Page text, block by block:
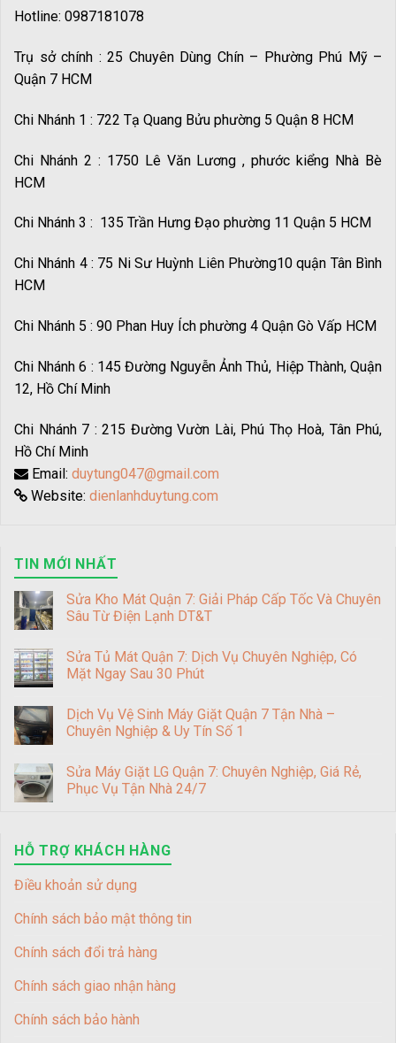
Hotline: 0987181078
Trụ sở chính : 25 Chuyên Dùng Chín – Phường Phú Mỹ –
Quận 7 HCM
Chi Nhánh 1 : 722 Tạ Quang Bửu phường 5 Quận 8 HCM
Chi Nhánh 2 : 1750 Lê Văn Lương , phước kiểng Nhà Bè
HCM
Chi Nhánh 3 : 135 Trần Hưng Đạo phường 11 Quận 5 HCM
Chi Nhánh 4 : 75 Ni Sư Huỳnh Liên Phường10 quận Tân Bình
HCM
Chi Nhánh 5 : 90 Phan Huy Ích phường 4 Quận Gò Vấp HCM
Chi Nhánh 6 : 145 Đường Nguyễn Ảnh Thủ, Hiệp Thành, Quận
12, Hồ Chí Minh
Chi Nhánh 7 : 215 Đường Vườn Lài, Phú Thọ Hoà, Tân Phú,
Hồ Chí Minh
Email: duytung047@gmail.com
Website: dienlanhduytung.com
TIN MỚI NHẤT
Sửa Kho Mát Quận 7: Giải Pháp Cấp Tốc Và Chuyên
Sâu Từ Điện Lạnh DT&T
Sửa Tủ Mát Quận 7: Dịch Vụ Chuyên Nghiệp, Có
Mặt Ngay Sau 30 Phút
Dịch Vụ Vệ Sinh Máy Giặt Quận 7 Tận Nhà –
Chuyên Nghiệp & Uy Tín Số 1
Sửa Máy Giặt LG Quận 7: Chuyên Nghiệp, Giá Rẻ,
Phục Vụ Tận Nhà 24/7
HỖ TRỢ KHÁCH HÀNG
Điều khoản sử dụng
Chính sách bảo mật thông tin
Chính sách đổi trả hàng
Chính sách giao nhận hàng
Chính sách bảo hành